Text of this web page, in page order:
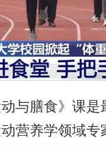
膳食》课是
营养学领域